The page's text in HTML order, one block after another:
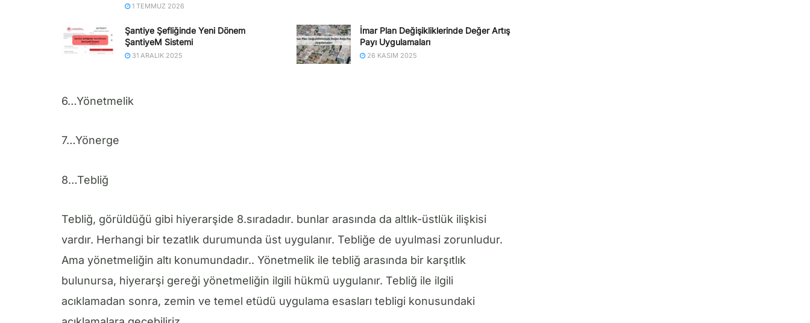
1 TEMMUZ 2026
Şantiye Şefliğinde Yeni Dönem
ŞantiyeM Sistemi
31 ARALIK 2025
İmar Plan Değişikliklerinde Değer Artış
Payı Uygulamaları
26 KASIM 2025
6…Yönetmelik
7…Yönerge
8…Tebliğ
Tebliğ, görüldüğü gibi hiyerarşide 8.sıradadır. bunlar arasında da altlık-üstlük ilişkisi
vardır. Herhangi bir tezatlık durumunda üst uygulanır. Tebliğe de uyulmasi zorunludur.
Ama yönetmeliğin altı konumundadır.. Yönetmelik ile tebliğ arasında bir karşıtlık
bulunursa, hiyerarşi gereği yönetmeliğin ilgili hükmü uygulanır. Tebliğ ile ilgili
acıklamadan sonra, zemin ve temel etüdü uygulama esasları tebligi konusundaki